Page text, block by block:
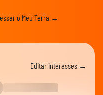
o Meu Terra →
Editar interesses →